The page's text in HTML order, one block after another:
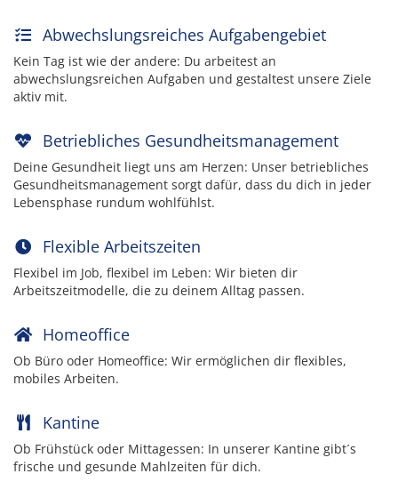
Abwechslungsreiches Aufgabengebiet
Kein Tag ist wie der andere: Du arbeitest an
abwechslungsreichen Aufgaben und gestaltest unsere Ziele
aktiv mit.
Betriebliches Gesundheitsmanagement
Deine Gesundheit liegt uns am Herzen: Unser betriebliches
Gesundheitsmanagement sorgt dafür, dass du dich in jeder
Lebensphase rundum wohlfühlst.
Flexible Arbeitszeiten
Flexibel im Job, flexibel im Leben: Wir bieten dir
Arbeitszeitmodelle, die zu deinem Alltag passen.
Homeoffice
Ob Büro oder Homeoffice: Wir ermöglichen dir flexibles,
mobiles Arbeiten.
Kantine
Ob Frühstück oder Mittagessen: In unserer Kantine gibt´s
frische und gesunde Mahlzeiten für dich.